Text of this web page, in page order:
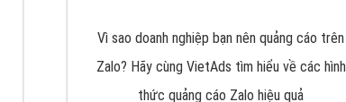
Vì sao doanh nghiệp bạn nên quảng cáo trên
Zalo? Hãy cùng VietAds tìm hiểu về các hình
thức quảng cáo Zalo hiệu quả